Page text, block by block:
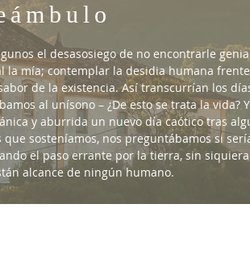
el desasosiego de no encontrarle
mía; contemplar la desidia humana
de la existencia. Así transcurrían los
al unísono – ¿De esto se trata la vida?
y aburrida un nuevo día caótico tras
sosteníamos, nos preguntábamos si
el paso errante por la tierra, sin
alcance de ningún humano.